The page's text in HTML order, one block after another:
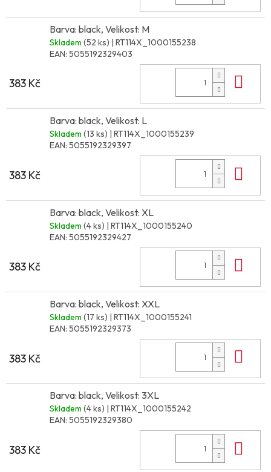
Barva: black, Velikost: M
Skladem (52 ks) | RT114X_1000155238
EAN: 5055192329403
383 Kč
Barva: black, Velikost: L
Skladem (13 ks) | RT114X_1000155239
EAN: 5055192329397
383 Kč
Barva: black, Velikost: XL
Skladem (4 ks) | RT114X_1000155240
EAN: 5055192329427
383 Kč
Barva: black, Velikost: XXL
Skladem (17 ks) | RT114X_1000155241
EAN: 5055192329373
383 Kč
Barva: black, Velikost: 3XL
Skladem (4 ks) | RT114X_1000155242
EAN: 5055192329380
383 Kč